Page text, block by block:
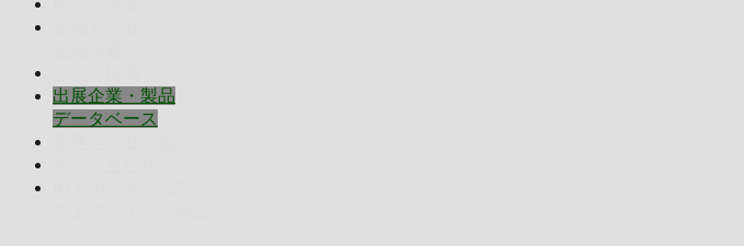
出展企業・製品
データベース